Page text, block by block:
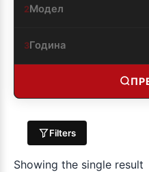
2Модел
3Година
Filters
Showing the single result